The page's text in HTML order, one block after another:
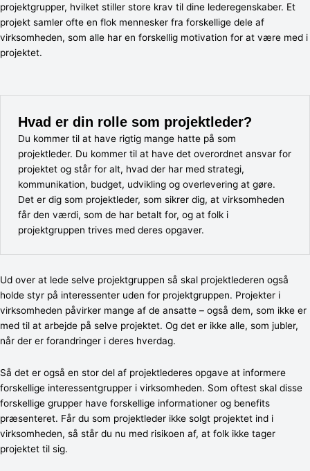
projektgrupper, hvilket stiller store krav til dine lederegenskaber. Et
projekt samler ofte en flok mennesker fra forskellige dele af
virksomheden, som alle har en forskellig motivation for at være med i
projektet.
Hvad er din rolle som projektleder?
Du kommer til at have rigtig mange hatte på som
projektleder. Du kommer til at have det overordnet ansvar for
projektet og står for alt, hvad der har med strategi,
kommunikation, budget, udvikling og overlevering at gøre.
Det er dig som projektleder, som sikrer dig, at virksomheden
får den værdi, som de har betalt for, og at folk i
projektgruppen trives med deres opgaver.
Ud over at lede selve projektgruppen så skal projektlederen også
holde styr på interessenter uden for projektgruppen. Projekter i
virksomheden påvirker mange af de ansatte – også dem, som ikke er
med til at arbejde på selve projektet. Og det er ikke alle, som jubler,
når der er forandringer i deres hverdag.
Så det er også en stor del af projektlederes opgave at informere
forskellige interessentgrupper i virksomheden. Som oftest skal disse
forskellige grupper have forskellige informationer og benefits
præsenteret. Får du som projektleder ikke solgt projektet ind i
virksomheden, så står du nu med risikoen af, at folk ikke tager
projektet til sig.